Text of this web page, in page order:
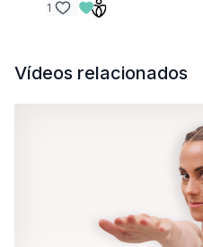
1
Vídeos relacionados